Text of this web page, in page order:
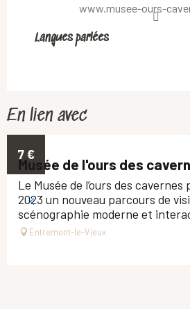
www.musee-ours-
Langues parlées
Langues parlées
En lien avec
7€
Musée de l'ours des
Le Musée de l’ours des
2023 un nouveau parcours de
scénographie moderne et
Entremont-le-Vieux